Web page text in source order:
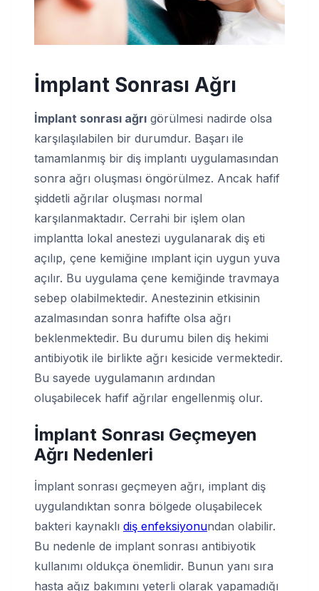
İmplant Sonrası Ağrı
İmplant sonrası ağrı görülmesi nadirde olsa
karşılaşılabilen bir durumdur. Başarı ile
tamamlanmış bir diş implantı uygulamasından
sonra ağrı oluşması öngörülmez. Ancak hafif
şiddetli ağrılar oluşması normal
karşılanmaktadır. Cerrahi bir işlem olan
implantta lokal anestezi uygulanarak diş eti
açılıp, çene kemiğine ımplant için uygun yuva
açılır. Bu uygulama çene kemiğinde travmaya
sebep olabilmektedir. Anestezinin etkisinin
azalmasından sonra hafifte olsa ağrı
beklenmektedir. Bu durumu bilen diş hekimi
antibiyotik ile birlikte ağrı kesicide vermektedir.
Bu sayede uygulamanın ardından
oluşabilecek hafif ağrılar engellenmiş olur.
İmplant Sonrası Geçmeyen
Ağrı Nedenleri
İmplant sonrası geçmeyen ağrı, implant diş
uygulandıktan sonra bölgede oluşabilecek
bakteri kaynaklı diş enfeksiyonundan olabilir.
Bu nedenle de implant sonrası antibiyotik
kullanımı oldukça önemlidir. Bunun yanı sıra
hasta ağız bakımını yeterli olarak yapamadığı